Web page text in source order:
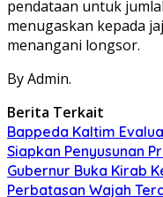
pendataan untuk
menugaskan kepada
menangani longsor.
By Admin.
Berita Terkait
Bappeda Kaltim
Siapkan Penyusunan
Gubernur Buka Kirab
Perbatasan Wajah